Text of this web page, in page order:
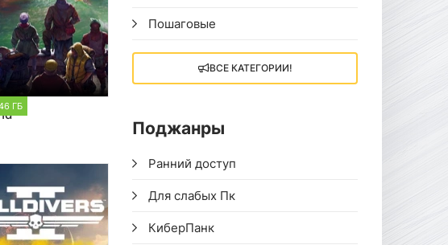
ГБ
Пошаговые
ВСЕ КАТЕГОРИИ!
Поджанры
Ранний доступ
Для слабых Пк
КиберПанк